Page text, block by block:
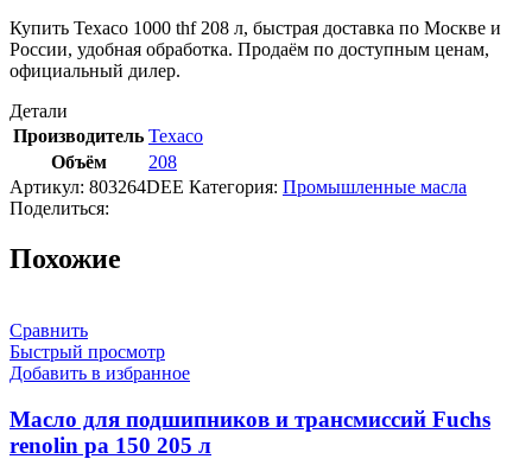
Купить Texaco 1000 thf 208 л, быстрая доставка по Москве и
России, удобная обработка. Продаём по доступным ценам,
официальный дилер.
Детали
Производитель Texaco
Объём
208
Артикул: 803264DEE Категория: Промышленные масла
Поделиться:
Похожие
Сравнить
Быстрый просмотр
Добавить в избранное
Масло для подшипников и трансмиссий Fuchs
renolin pa 150 205 л